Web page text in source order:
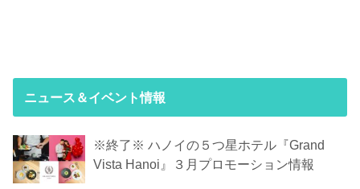
ニュース＆イベント情報
※終了※ ハノイの５つ星ホテル『Grand
Vista Hanoi』３月プロモーション情報